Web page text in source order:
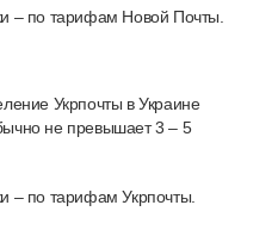
– по тарифам Новой Почты.
Укрпочты в Украине
не превышает 3 – 5
– по тарифам Укрпочты.